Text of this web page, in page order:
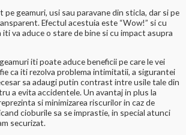
geamuri, usi sau paravane din sticla, dar si pe
Efectul acestuia este “Wow!” si cu
va aduce o stare de bine si cu impact asupra
iti poate aduce beneficii pe care le vei
ca iti rezolva problema intimitatii, a sigurantei
sa adaugi putin contrast intre usile tale din
a evita accidentele. Un avantaj in plus la
si minimizarea riscurilor in caz de
cioburile sa se imprastie, in special atunci
securizat.